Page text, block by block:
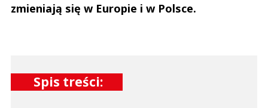
zmieniają się w Europie i w Polsce.
Spis treści: